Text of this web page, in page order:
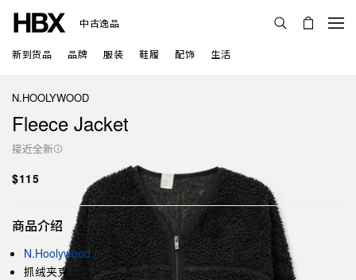
中古逸品
新到货品 品牌 服装 鞋履 配饰 生活
N.HOOLYWOOD
Fleece Jacket
接近全新
$115
商品介绍
N.Hoolywood
抓绒夹克